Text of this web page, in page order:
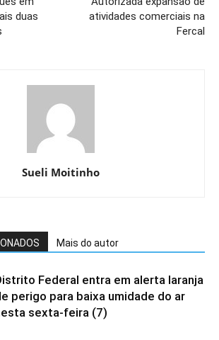
duas
atividades comerciais na
Fercal
Sueli Moitinho
Mais do autor
Federal entra em alerta laranja
perigo para baixa umidade do ar
sexta-feira (7)